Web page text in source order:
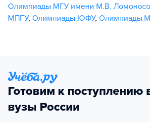
Олимпиады МГУ имени М.В.
МПГУ, Олимпиады ЮФУ, Олимпиады
Готовим к поступлению
вузы России